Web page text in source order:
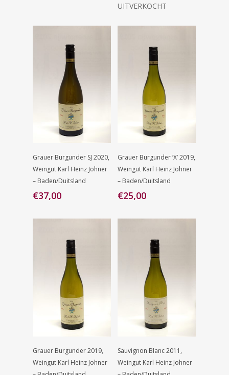
UITVERKOCHT
Toevoegen
Aan
Winkelwagen
Grauer Burgunder SJ 2020,
Weingut Karl Heinz Johner
– Baden/Duitsland
€37,00
Toevoegen
Aan
Winkelwagen
Grauer Burgunder ‘X’ 2019,
Weingut Karl Heinz Johner
– Baden/Duitsland
€25,00
Toevoegen
Aan
Winkelwagen
Grauer Burgunder 2019,
Weingut Karl Heinz Johner
Toevoegen
Aan
Winkelwagen
Sauvignon Blanc 2011,
Weingut Karl Heinz Johner